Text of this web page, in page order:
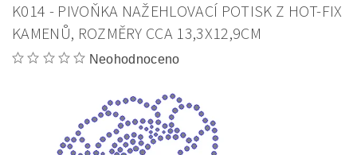
K014 - PIVOŇKA NAŽEHLOVACÍ POTISK Z HOT-FIX
KAMENŮ, ROZMĚRY CCA 13,3X12,9CM
Neohodnoceno